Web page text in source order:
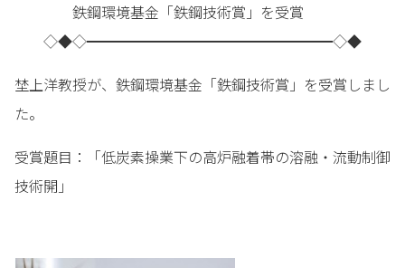
鉄鋼環境基金「鉄鋼技術賞」を受賞
◇◆◇━━━━━━━━━━━━━━━━━◇◆
埜上洋教授が、鉄鋼環境基金「鉄鋼技術賞」を受賞しまし
た。
受賞題目：「低炭素操業下の高炉融着帯の溶融・流動制御
技術開」